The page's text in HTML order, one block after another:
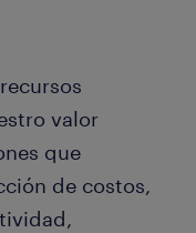
valor
que
de costos,